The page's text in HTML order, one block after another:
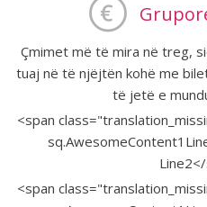
Çmimet më të mira në treg,
tuaj në të njëjtën kohë me
të jetë e
<span
<span